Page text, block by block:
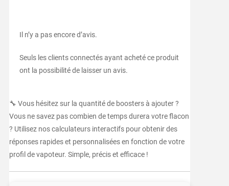
Il n’y a pas encore d’avis.
Seuls les clients connectés ayant acheté ce produit
ont la possibilité de laisser un avis.
🔧 Vous hésitez sur la quantité de boosters à ajouter ?
Vous ne savez pas combien de temps durera votre flacon
? Utilisez nos calculateurs interactifs pour obtenir des
réponses rapides et personnalisées en fonction de votre
profil de vapoteur. Simple, précis et efficace !